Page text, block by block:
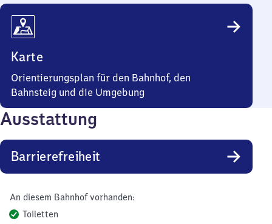
Karte
Orientierungsplan für den Bahnhof, den
Bahnsteig und die Umgebung
Ausstattung
Barrierefreiheit
An diesem Bahnhof vorhanden:
Toiletten